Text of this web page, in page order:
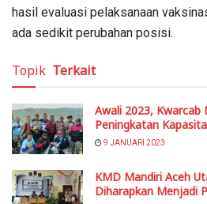
hasil evaluasi pelaksanaan
ada sedikit perubahan posisi.
Topik Terkait
Awali 2023, Kwarcab
Peningkatan
9 JANUARI 2023
KMD Mandiri Aceh
Diharapkan Menjadi